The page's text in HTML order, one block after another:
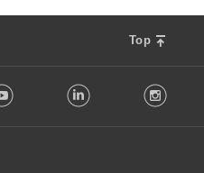
Top
Youtube LinkedIn